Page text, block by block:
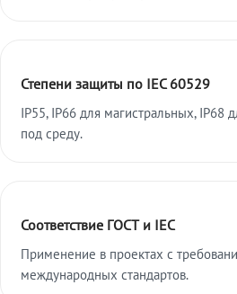
Степени защиты по IEC 60529
IP55, IP66 для магистральных, IP68
под среду.
Соответствие ГОСТ и IEC
Применение в проектах с
международных стандартов.